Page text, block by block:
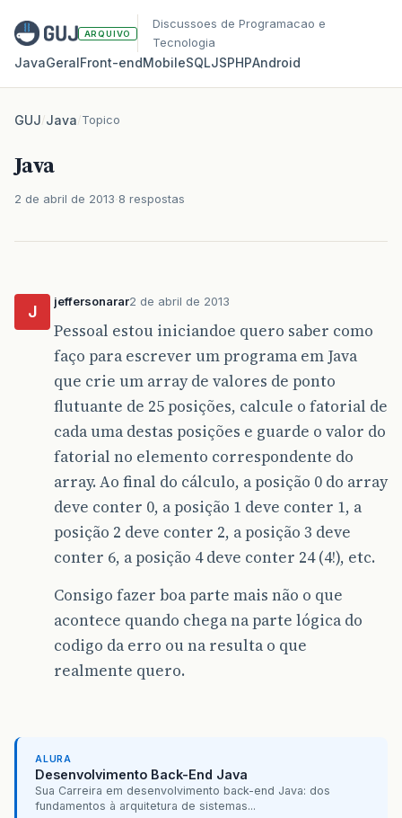
ARQUIVO
Discussoes de Programacao e
Tecnologia
JavaGeralFront‑endMobileSQLJSPHPAndroid
GUJ/Java/Topico
Java
2 de abril de 2013 8 respostas
J
jeffersonarar2 de abril de 2013
Pessoal estou iniciandoe quero saber como
faço para escrever um programa em Java
que crie um array de valores de ponto
flutuante de 25 posições, calcule o fatorial de
cada uma destas posições e guarde o valor do
fatorial no elemento correspondente do
array. Ao final do cálculo, a posição 0 do array
deve conter 0, a posição 1 deve conter 1, a
posição 2 deve conter 2, a posição 3 deve
conter 6, a posição 4 deve conter 24 (4!), etc.
Consigo fazer boa parte mais não o que
acontece quando chega na parte lógica do
codigo da erro ou na resulta o que
realmente quero.
ALURA
Desenvolvimento Back-End Java
Sua Carreira em desenvolvimento back-end Java: dos
fundamentos à arquitetura de sistemas...